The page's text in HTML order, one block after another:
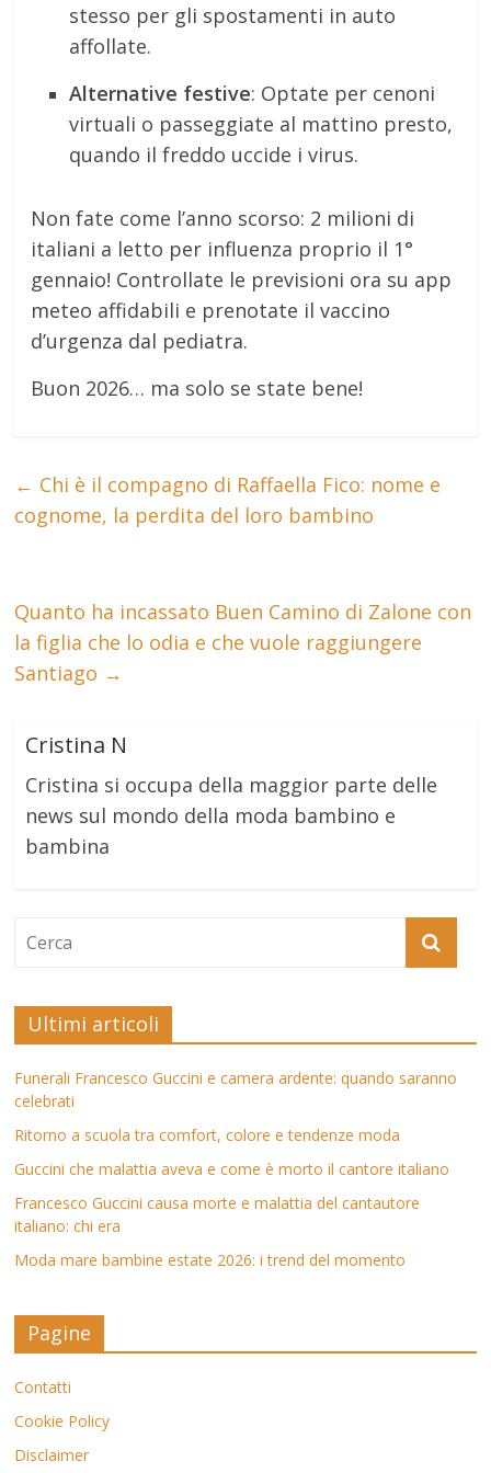
stesso per gli spostamenti in auto
affollate.
Alternative festive: Optate per cenoni
virtuali o passeggiate al mattino presto,
quando il freddo uccide i virus.
Non fate come l’anno scorso: 2 milioni di
italiani a letto per influenza proprio il 1°
gennaio! Controllate le previsioni ora su app
meteo affidabili e prenotate il vaccino
d’urgenza dal pediatra.
Buon 2026… ma solo se state bene!
← Chi è il compagno di Raffaella Fico: nome e
cognome, la perdita del loro bambino
Quanto ha incassato Buen Camino di Zalone con
la figlia che lo odia e che vuole raggiungere
Santiago →
Cristina N
Cristina si occupa della maggior parte delle
news sul mondo della moda bambino e
bambina
Ultimi articoli
Funerali Francesco Guccini e camera ardente: quando saranno
celebrati
Ritorno a scuola tra comfort, colore e tendenze moda
Guccini che malattia aveva e come è morto il cantore italiano
Francesco Guccini causa morte e malattia del cantautore
italiano: chi era
Moda mare bambine estate 2026: i trend del momento
Pagine
Contatti
Cookie Policy
Disclaimer